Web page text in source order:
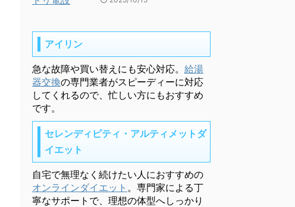
アイリン
急な故障や買い替えにも安心対応。 給湯
器交換の専門業者がスピーディーに対応
してくれるので、忙しい方にもおすすめ
です。
セレンディピティ・アルティメットダ
イエット
自宅で無理なく続けたい人におすすめの
オンラインダイエット 。専門家による丁
寧なサポートで、理想の体型へしっかり